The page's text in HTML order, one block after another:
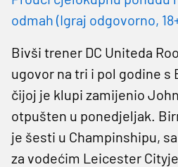
odmah (Igraj odgovorno,
Bivši trener DC Uniteda
ugovor na tri i pol godine s
čijoj je klupi zamijenio
otpušten u ponedjeljak.
je šesti u Champinshipu,
za vodećim Leicester